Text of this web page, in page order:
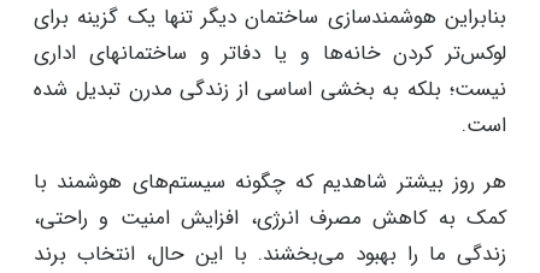
بنابراین هوشمندسازی ساختمان دیگر تنها یک گزینه برای
لوکس‌تر کردن خانه‌ها و یا دفاتر و ساختمانهای اداری
نیست؛ بلکه به بخشی اساسی از زندگی مدرن تبدیل شده
است.
هر روز بیشتر شاهدیم که چگونه سیستم‌های هوشمند با
کمک به کاهش مصرف انرژی، افزایش امنیت و راحتی،
زندگی ما را بهبود می‌بخشند. با این حال، انتخاب برند